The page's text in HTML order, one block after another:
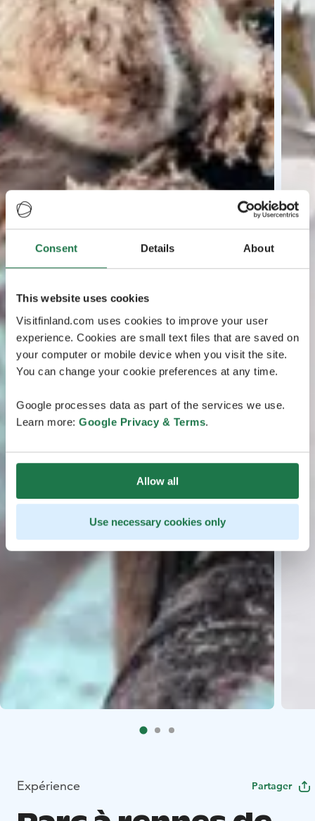
Consent Details About
This website uses cookies
Visitfinland.com uses cookies to improve your user
experience. Cookies are small text files that are saved on
your computer or mobile device when you visit the site.
You can change your cookie preferences at any time.
Google processes data as part of the services we use.
Learn more: Google Privacy & Terms.
Allow all
Use necessary cookies only
Expérience Partager